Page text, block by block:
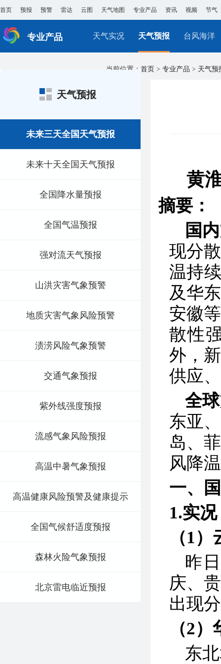
首页 预报 预警 雷达 云图 天气地图 专业产品 资讯 视频 节气
专业产品 天气实况 天气预报 台风海洋
当前位置： 首页 > 专业产品 > 天气预
天气预报
未来三天全国天气预报
未来十天全国天气预报
全国降水量预报
全国气温预报
强对流天气预报
山洪灾害气象预警
地质灾害气象风险预警
渍涝风险气象预警
交通气象预报
紫外线强度预报
流感气象风险预报
高温中暑气象预报
高温健康风险预警及健康提示
全国气候舒适度预报
森林火险气象预报
北京雷电临近预报
黄
摘要：
国
现分
温持
及华
安徽
散性
外，
供应
全
东亚
岛、
风降
一、
1.实况
（1
昨
庆、
出现
（2
东